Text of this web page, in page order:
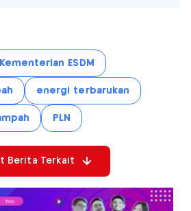
Kementerian ESDM
energi terbarukan
PLN
Berita Terkait